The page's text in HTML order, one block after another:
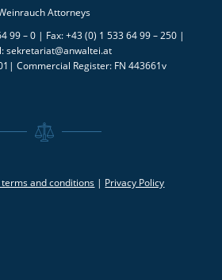
Attorneys
99 – 0 | Fax: +43 (0) 1 533 64 99 – 250 |
sekretariat@anwaltei.at
Commercial Register: FN 443661v
and conditions | Privacy Policy